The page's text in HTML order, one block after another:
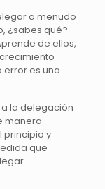
a menudo
¿sabes qué?
de ellos,
es una
a la delegación
manera
principio y
que